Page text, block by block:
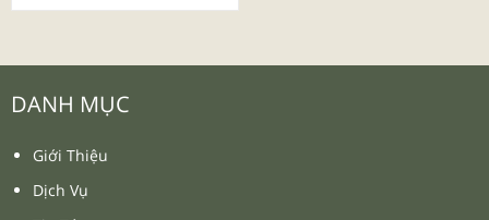
DANH MỤC
Giới Thiệu
Dịch Vụ